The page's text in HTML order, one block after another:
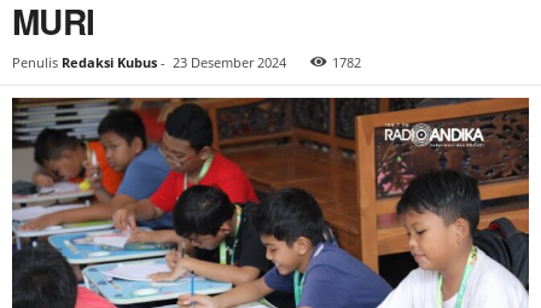
MURI
Penulis Redaksi Kubus - 23 Desember 2024 1782